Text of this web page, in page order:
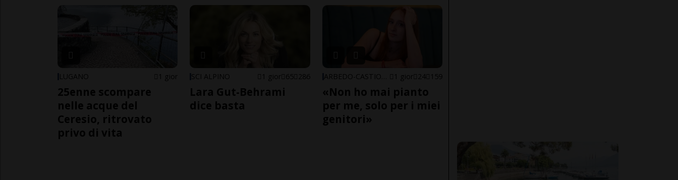
LUGANO 1 gior
25enne scompare
nelle acque del
Ceresio, ritrovato
privo di vita
SCI ALPINO 1 gior 65 286
Lara Gut-Behrami
dice basta
1 gior 24 159
«Non ho mai pianto
per me, solo per i miei
genitori»